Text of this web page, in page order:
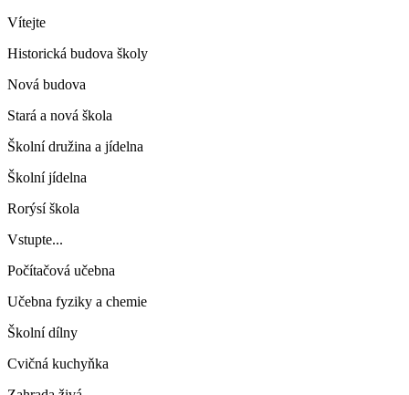
Vítejte
Historická budova školy
Nová budova
Stará a nová škola
Školní družina a jídelna
Školní jídelna
Rorýsí škola
Vstupte...
Počítačová učebna
Učebna fyziky a chemie
Školní dílny
Cvičná kuchyňka